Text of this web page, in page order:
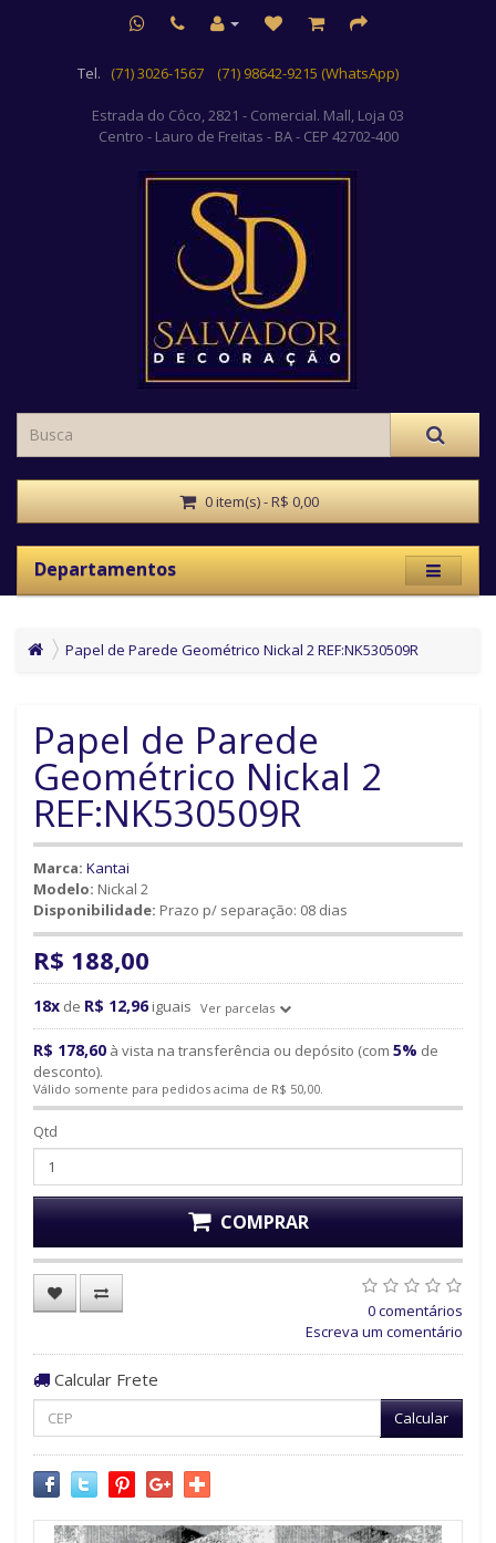
Tel. (71) 3026-1567 (71) 98642-9215 (WhatsApp)
Estrada do Côco, 2821 - Comercial. Mall, Loja 03
Centro - Lauro de Freitas - BA - CEP 42702-400
0 item(s) - R$ 0,00
Departamentos
Papel de Parede Geométrico Nickal 2 REF:NK530509R
Papel de Parede
Geométrico Nickal 2
REF:NK530509R
Marca: Kantai
Modelo: Nickal 2
Disponibilidade: Prazo p/ separação: 08 dias
R$ 188,00
18x de R$ 12,96 iguais Ver parcelas
R$ 178,60 à vista na transferência ou depósito (com 5% de
desconto).
Válido somente para pedidos acima de R$ 50,00.
Qtd
COMPRAR
0 comentários
Escreva um comentário
Calcular Frete
Calcular